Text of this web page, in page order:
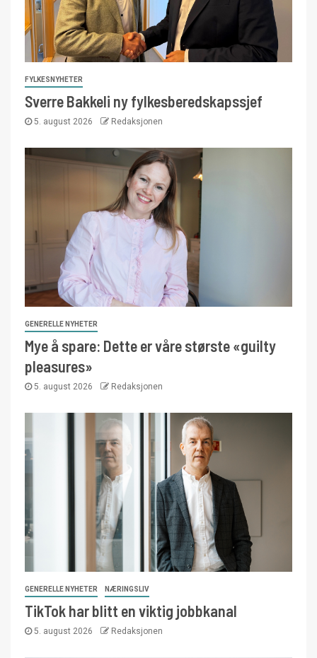
FYLKESNYHETER
Sverre Bakkeli ny fylkesberedskapssjef
5. august 2026 Redaksjonen
GENERELLE NYHETER
Mye å spare: Dette er våre største «guilty
pleasures»
5. august 2026 Redaksjonen
GENERELLE NYHETER NÆRINGSLIV
TikTok har blitt en viktig jobbkanal
5. august 2026 Redaksjonen